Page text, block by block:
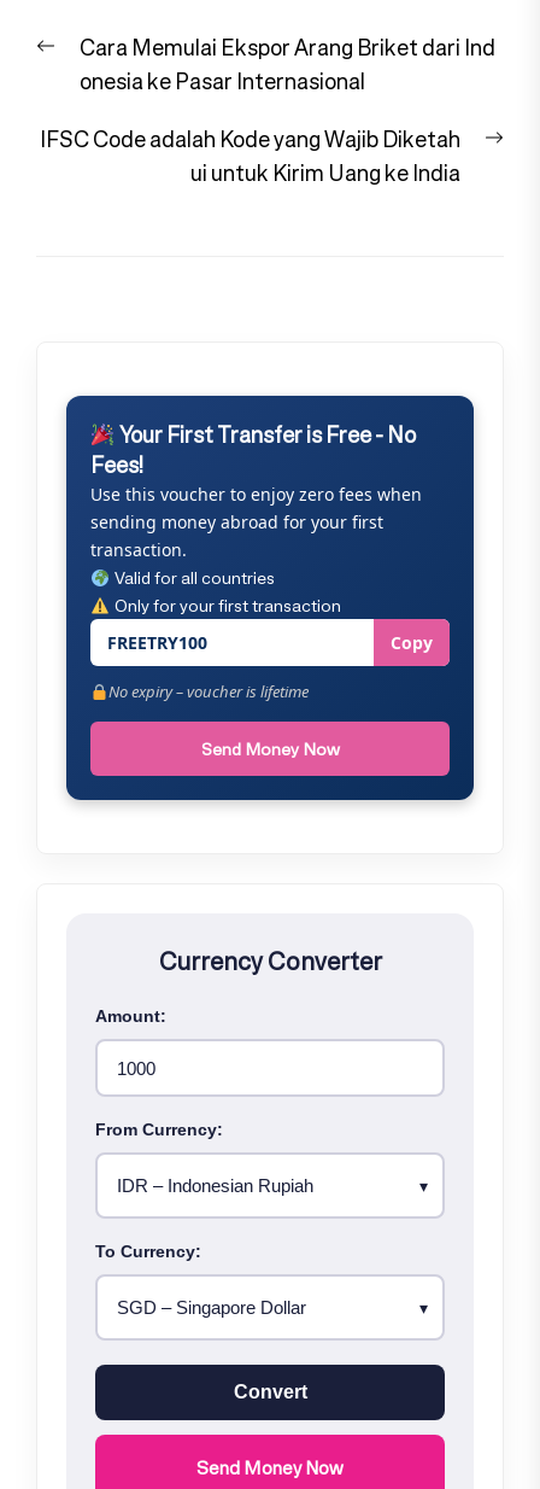
pos
Previous
post:
Cara Memulai Ekspor Arang Briket dari Ind
onesia ke Pasar Internasional
IFSC Code adalah Kode yang Wajib Diketah
ui untuk Kirim Uang ke India
Your First Transfer is Free - No
Fees!
Use this voucher to enjoy zero fees when
sending money abroad for your first
transaction.
Valid for all countries
Only for your first transaction
FREETRY100 Copy
No expiry – voucher is lifetime
Send Money Now
Currency Converter
Amount:
From Currency:
To Currency:
Convert
Send Money Now